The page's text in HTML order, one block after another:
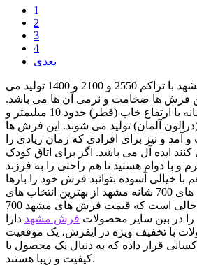
1
2
3
4
بعدی
فرش های 700 شانه مشهد با تراکم 2550 و 2100 و 1400 تولید می
فرش ها ضخامت و نرمی آن ها می باشد.
فرش های مشهد 700 شانه با ارتفاع خاب (قطر) حدود 10 میلیمتر و
(درالون آلمان) تولید می شوند. این فرش ها
و نیز برای افرادی که زمان زیادی را
ایده آل می باشد. اگر برای اتاق کودک
و با دوام هستید تا هم راحتی را به فرزند
با خیالی آسوده بتوانبد فرش خود را بارها
شستشو نمایید، فرش های 700 شانه مشهد از بهترین انتخاب های
شما خواهند بود. این در حالی است که قیمت فرش های مشهد 700
در بین سایر محصولات فرش مشهد دارا
با تخفیف ویژه در ایفرش، یک موقعیت
کسانی قرار داده که به دنبال یک محصول با
کیفیت و زیبا هستند.